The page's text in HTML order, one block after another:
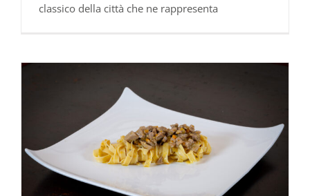
classico della città che ne rappresenta